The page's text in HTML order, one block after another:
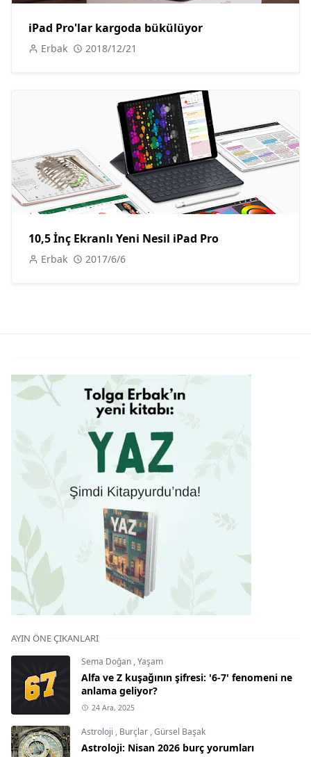
iPad Pro'lar kargoda bükülüyor
Erbak 2018/12/21
10,5 İnç Ekranlı Yeni Nesil iPad Pro
Erbak 2017/6/6
AYIN ÖNE ÇIKANLARI
Sema Doğan ,Yaşam
Alfa ve Z kuşağının şifresi: '6-7' fenomeni ne
anlama geliyor?
24 Ara, 2025
Astroloji , Burçlar ,Gürsel Başak
Astroloji: Nisan 2026 burç yorumları